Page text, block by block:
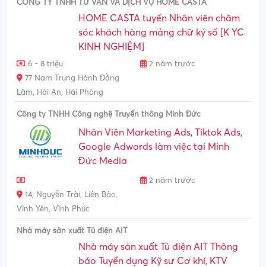
CÔNG TY TNHH TƯ VẤN VÀ DỊCH VỤ HOME CASTA
HOME CASTA tuyển Nhân viên chăm
sóc khách hàng mảng chữ ký số [K YC
KINH NGHIỆM]
6 - 8 triệu
2 năm trước
77 Nam Trung Hành Đằng
Lâm, Hải An, Hải Phòng
Công ty TNHH Công nghệ Truyền thông Minh Đức
Nhân Viên Marketing Ads, Tiktok Ads,
Google Adwords làm việc tại Minh
Đức Media
2 năm trước
14, Nguyễn Trãi, Liên Bảo,
Vĩnh Yên, Vĩnh Phúc
Nhà máy sản xuất Tủ điện AIT
Nhà máy sản xuất Tủ điện AIT Thông
báo Tuyển dụng Kỹ sư Cơ khí, KTV